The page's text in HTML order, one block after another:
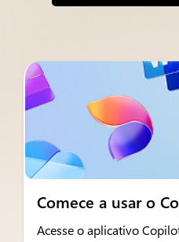
Comece a usar o
Acesse o aplicativo